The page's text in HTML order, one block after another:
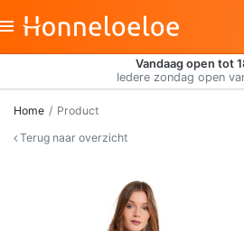
Vandaag open tot
Iedere zondag open
Home
Product
Terug naar overzicht